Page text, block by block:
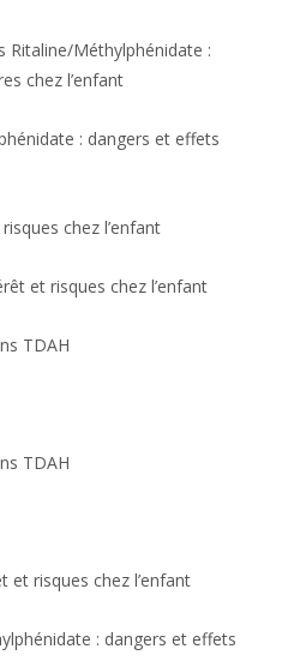
Ritaline/Méthylphénidate :
chez l’enfant
: dangers et effets
chez l’enfant
et risques chez l’enfant
TDAH
TDAH
et risques chez l’enfant
: dangers et effets